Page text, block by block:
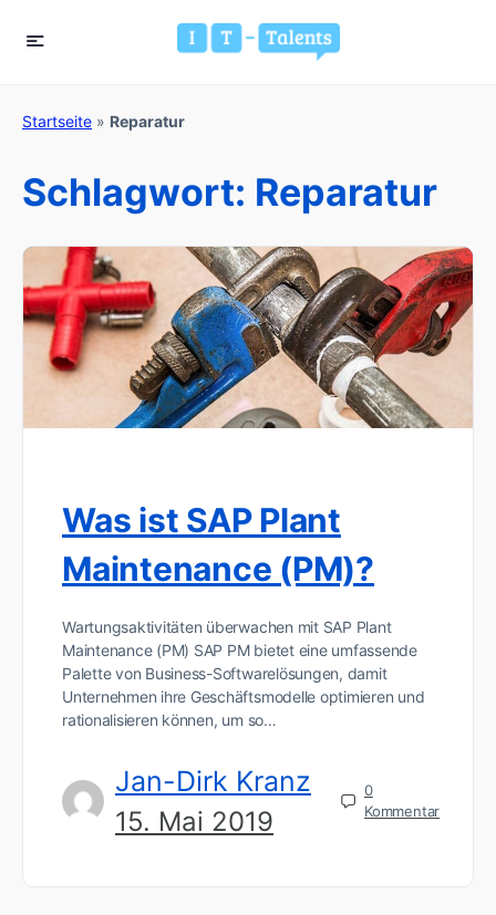
Startseite » Reparatur
Schlagwort: Reparatur
Was ist SAP Plant
Maintenance (PM)?
Wartungsaktivitäten überwachen mit SAP Plant
Maintenance (PM) SAP PM bietet eine umfassende
Palette von Business-Softwarelösungen, damit
Unternehmen ihre Geschäftsmodelle optimieren und
rationalisieren können, um so…
Jan-Dirk Kranz
15. Mai 2019
0
Kommentar